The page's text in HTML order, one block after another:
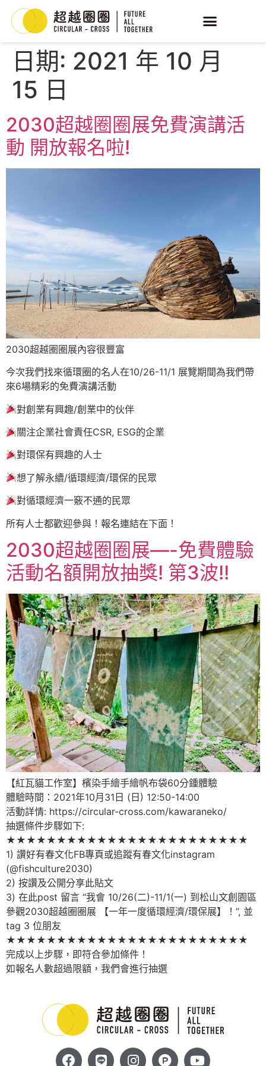
日期: 2021 年 10 月
15 日
2030超越圈圈展免費演講活
動 開放報名啦!
2030超越圈圈展內容很豐富
今次我們找來循環圈的名人在10/26-11/1 展覽期間為我們帶
來6場精彩的免費演講活動
對創業有興趣/創業中的伙伴
關注企業社會責任CSR, ESG的企業
對環保有興趣的人士
想了解永續/循環經濟/環保的民眾
對循環經濟一竅不通的民眾
所有人士都歡迎參與！報名連結在下面！
2030超越圈圈展—-免費體驗
活動名額開放抽獎! 第3波!!
【紅瓦貓工作室】檳染手繪手繪帆布袋60分鍾體驗
體驗時間：2021年10月31日 (日) 12:50-14:00
活動詳情: https://circular-cross.com/kawaraneko/
抽選條件步驟如下:
★★★★★★★★★★★★★★★★★★★★★★★★
1) 讚好有春文化FB專頁或追蹤有春文化instagram
(@fishculture2030)
2) 按讚及公開分享此貼文
3) 在此post 留言 “我會 10/26(二)-11/1(一) 到松山文創園區
參觀2030超越圈圈展 【一年一度循環經濟/環保展】！”, 並
tag 3 位朋友
★★★★★★★★★★★★★★★★★★★★★★★★
完成以上步驟，即符合參加條件！
如報名人數超過限額，我們會進行抽選